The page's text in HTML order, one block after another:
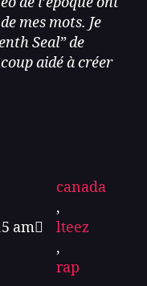
mes mots. Je
Seal” de
aidé à créer
am
canada
,
lteez
,
rap